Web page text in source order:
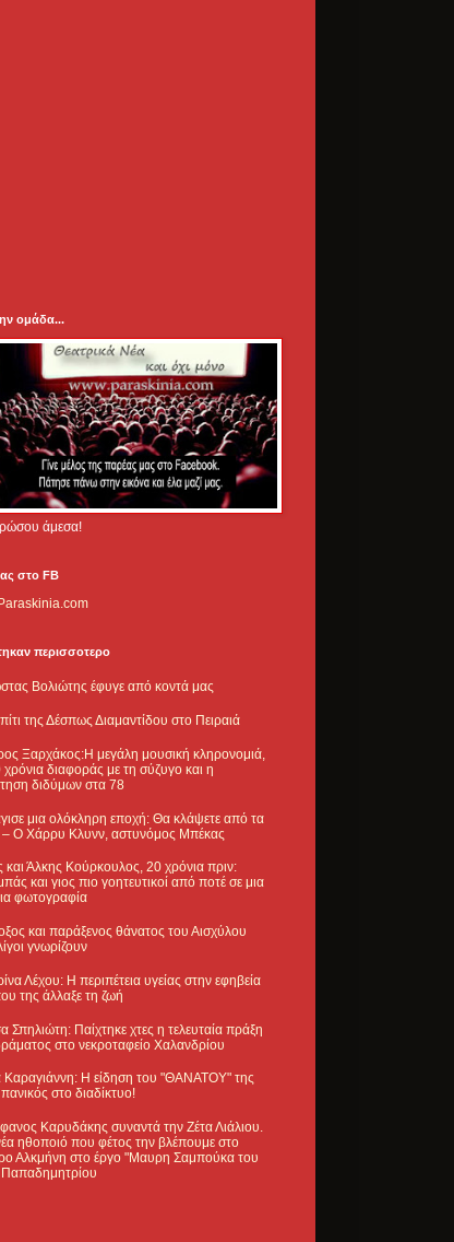
ομάδα...
άμεσα!
στο FB
περισσοτερο
Βολιώτης έφυγε από κοντά μας
της Δέσπως Διαμαντίδου στο Πειραιά
Ξαρχάκος:Η μεγάλη μουσική κληρονομιά,
χρόνια διαφοράς με τη σύζυγο και η
διδύμων στα 78
μια ολόκληρη εποχή: Θα κλάψετε από τα
– Ο Χάρρυ Κλυνν, αστυνόμος Μπέκας
και Άλκης Κούρκουλος, 20 χρόνια πριν:
και γιος πιο γοητευτικοί από ποτέ σε μια
φωτογραφία
και παράξενος θάνατος του Αισχύλου
γνωρίζουν
Λέχου: Η περιπέτεια υγείας στην εφηβεία
της άλλαξε τη ζωή
Σπηλιώτη: Παίχτηκε χτες η τελευταία πράξη
στο νεκροταφείο Χαλανδρίου
Καραγιάννη: Η είδηση του "ΘΑΝΑΤΟΥ" της
στο διαδίκτυο!
Καρυδάκης συναντά την Ζέτα Λιάλιου.
ηθοποιό που φέτος την βλέπουμε στο
Αλκμήνη στο έργο "Μαυρη Σαμπούκα του